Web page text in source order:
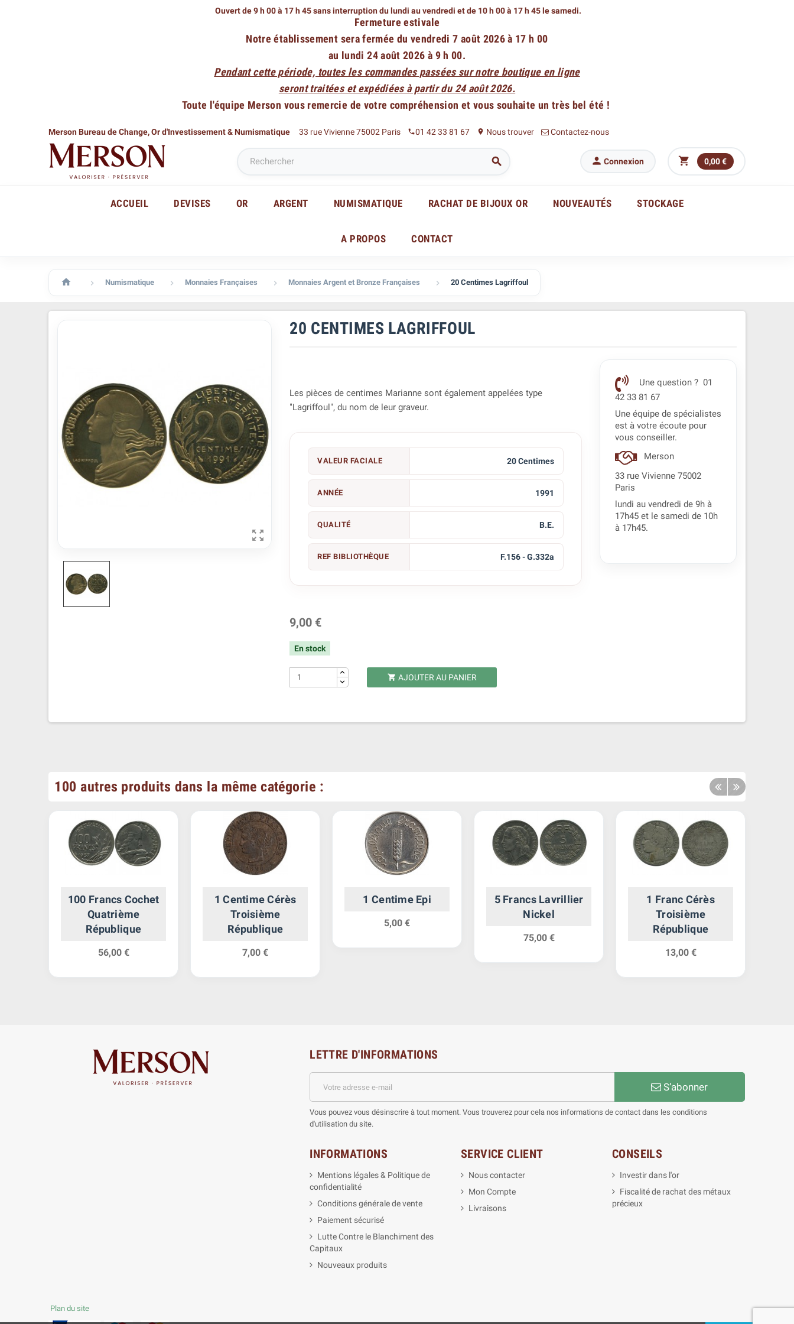
Ouvert de 9 h 00 à 17 h 45 sans interruption du lundi au vendredi et de 10 h 00 à 17 h 45 le samedi.
Fermeture estivale
Notre établissement sera fermée du vendredi 7 août 2026 à 17 h 00
au lundi 24 août 2026 à 9 h 00.
Pendant cette période, toutes les commandes passées sur notre boutique en ligne
seront traitées et expédiées à partir du 24 août 2026.
Toute l'équipe Merson vous remercie de votre compréhension et vous souhaite un très bel été !
Merson Bureau de Change, Or d'Investissement & Numismatique 33 rue Vivienne 75002 Paris phone01 42 33 81 67 place Nous trouver Contactez-nous
  Connexion  0,00 €
ACCUEIL DEVISES OR ARGENT NUMISMATIQUE RACHAT DE BIJOUX OR NOUVEAUTÉS STOCKAGE
A PROPOS CONTACT
  Numismatique  Monnaies Françaises  Monnaies Argent et Bronze Françaises  20 Centimes Lagriffoul

20 CENTIMES LAGRIFFOUL
Les pièces de centimes Marianne sont également appelées type
"Lagriffoul", du nom de leur graveur.
VALEUR FACIALE 20 Centimes
ANNÉE 1991
QUALITÉ B.E.
REF BIBLIOTHÈQUE F.156 - G.332a
9,00 €
En stock
 AJOUTER AU PANIER
Une question ? 01
42 33 81 67
Une équipe de spécialistes
est à votre écoute pour
vous conseiller.
Merson
33 rue Vivienne 75002
Paris
lundi au vendredi de 9h à
17h45 et le samedi de 10h
à 17h45.
100 autres produits dans la même catégorie :
100 Francs Cochet
Quatrième
République
56,00 €
1 Centime Cérès
Troisième
République
7,00 €
1 Centime Epi
5,00 €
5 Francs Lavrillier
Nickel
75,00 €
1 Franc Cérès
Troisième
République
13,00 €
LETTRE D'INFORMATIONS
S’abonner
Vous pouvez vous désinscrire à tout moment. Vous trouverez pour cela nos informations de contact dans les conditions
d'utilisation du site.
INFORMATIONS
Mentions légales & Politique de
confidentialité
Conditions générale de vente
Paiement sécurisé
Lutte Contre le Blanchiment des
Capitaux
Nouveaux produits
SERVICE CLIENT
Nous contacter
Mon Compte
Livraisons
CONSEILS
Investir dans l'or
Fiscalité de rachat des métaux
précieux
Plan du site